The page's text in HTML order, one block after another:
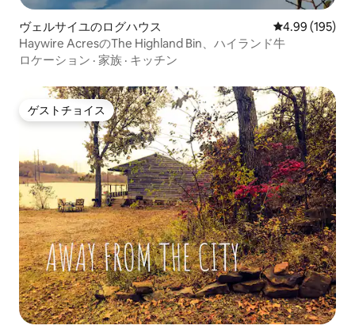
ヴェルサイユのログハウス レビュー195
4.99 (195)
Haywire AcresのThe Highland Bin、ハイランド牛
ロケーション · 家族 · キッチン
ゲストチョイス
ゲストチョイス